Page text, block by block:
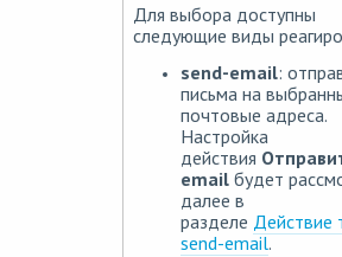
Для выбора доступны
следующие виды
send-email:
письма на
почтовые адреса.
Настройка
действия
email будет
далее в
разделе Действие
send-email.